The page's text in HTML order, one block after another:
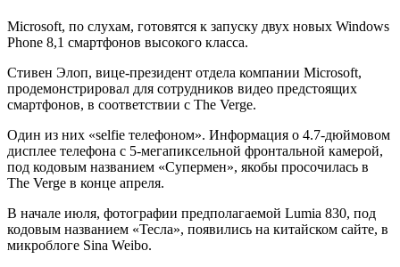
Microsoft, по слухам, готовятся к запуску двух новых Windows
Phone 8,1 смартфонов высокого класса.
Стивен Элоп, вице-президент отдела компании Microsoft,
продемонстрировал для сотрудников видео предстоящих
смартфонов, в соответствии с The Verge.
Один из них «selfie телефоном». Информация о 4.7-дюймовом
дисплее телефона с 5-мегапиксельной фронтальной камерой,
под кодовым названием «Супермен», якобы просочилась в
The Verge в конце апреля.
В начале июля, фотографии предполагаемой Lumia 830, под
кодовым названием «Тесла», появились на китайском сайте, в
микроблоге Sina Weibo.